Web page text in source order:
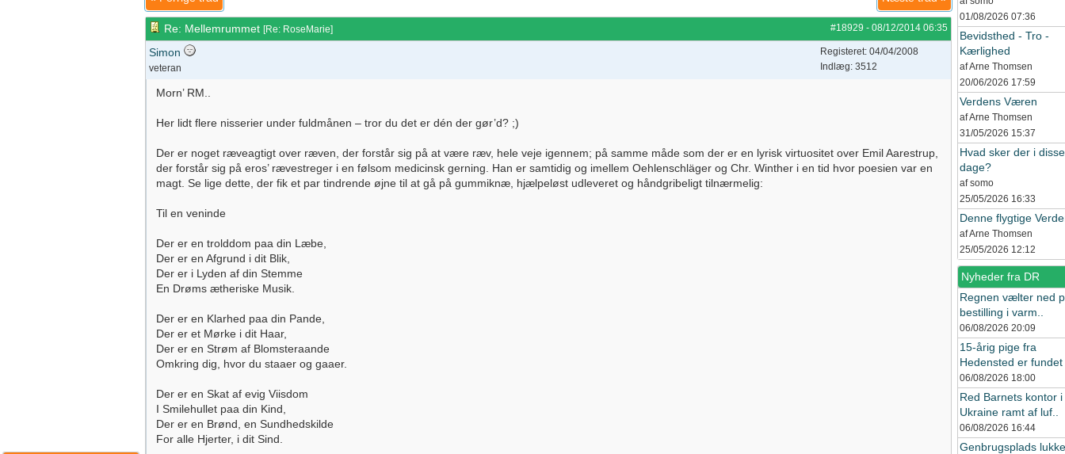
#18929 - 08/12/2014 06:35
Re: Mellemrummet [Re: RoseMarie]
Simon
veteran
Registeret: 04/04/2008
Indlæg: 3512
Morn’ RM..
Her lidt flere nisserier under fuldmånen – tror du det er dén der gør’d? ;)
Der er noget ræveagtigt over ræven, der forstår sig på at være ræv, hele veje igennem; på samme måde som der er en lyrisk virtuositet over Emil Aarestrup,
der forstår sig på eros’ rævestreger i en følsom medicinsk gerning. Han er samtidig og imellem Oehlenschläger og Chr. Winther i en tid hvor poesien var en
magt. Se lige dette, der fik et par tindrende øjne til at gå på gummiknæ, hjælpeløst udleveret og håndgribeligt tilnærmelig:
Til en veninde
Der er en trolddom paa din Læbe,
Der er en Afgrund i dit Blik,
Der er i Lyden af din Stemme
En Drøms ætheriske Musik.
Der er en Klarhed paa din Pande,
Der er et Mørke i dit Haar,
Der er en Strøm af Blomsteraande
Omkring dig, hvor du staaer og gaaer.
Der er en Skat af evig Viisdom
I Smilehullet paa din Kind,
Der er en Brønd, en Sundhedskilde
For alle Hjerter, i dit Sind.
01/08/2026 07:36
Bevidsthed - Tro -
Kærlighed
af Arne Thomsen
20/06/2026 17:59
Verdens Væren
af Arne Thomsen
31/05/2026 15:37
Hvad sker der i disse
dage?
af somo
25/05/2026 16:33
Denne flygtige
af Arne Thomsen
25/05/2026 12:12
Nyheder fra DR
Regnen vælter ned
bestilling i varm..
06/08/2026 20:09
15-årig pige fra
Hedensted er fundet
06/08/2026 18:00
Red Barnets kontor i
Ukraine ramt af luf..
06/08/2026 16:44
Genbrugsplads